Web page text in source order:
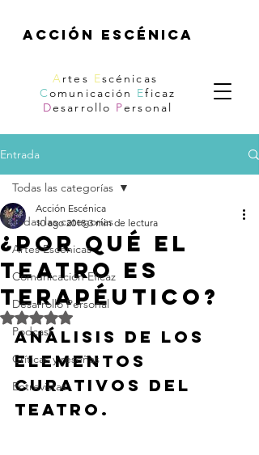
acción escénica
Artes Escénicas
Comunicación Eficaz
Desarrollo Personal
Entrada
Todas las categorías
Artes Escénicas
Comunicación Eficaz
Desarrollo Personal
Podcast
Críticas y reseñas
Entrevistas
Todas las categorías
¿Por qué el
teatro es
terapéutico?
Acción Escénica
10 ago 2018 3 min de lectura
Obtuvo NaN de 5 estrellas.
Análisis de los
elementos
curativos del
teatro.